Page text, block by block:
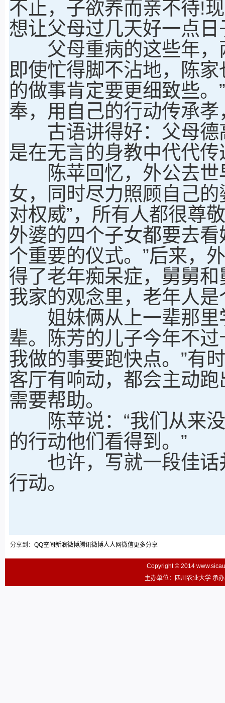
不止，子欲养而亲不待!
想让父母过几天好一点
父母重病的这些年，
即使忙得脚不沾地，陈
的做事肯定要更细致些
奉，用自己的行动传承
古语讲得好：父母德
是在无言的身教中代代传
陈苹回忆，外公去世
女，同时尽力照顾自己
对权威”，所有人都很尊
外婆的四个子女都要去
个重要的仪式。”后来，
得了老年痴呆症，舅舅
我家的观念里，老年人是
姐妹俩从上一辈那里
辈。陈芳的儿子今年不
我做的事要跑快点。”有
客厅有响动，都会主动
需要帮助。
陈苹说：“我们从来没
的行动他们看得到。”
也许，写就一段佳话
行动。
分享到： QQ空间 新浪微博腾讯微博人人网微信更多分享
Copyright © 2014
主办单位：四川农业大学 承